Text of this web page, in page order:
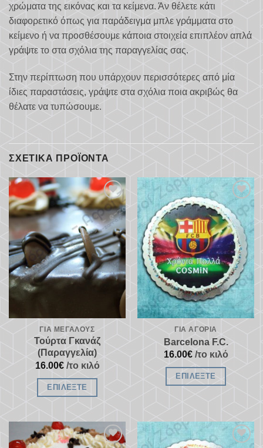
χρώματα της εικόνας και τα κείμενα. Άν θέλετε κάτι
διαφορετικό όπως για παράδειγμα μπλε γράμματα στο
κείμενο ή να προσθέσουμε κάποια στοιχεία επιπλέον απλά
γράψτε το στα σχόλια της παραγγελίας σας.
Στην περίπτωση που υπάρχουν περισσότερες από μία
ίδιες παραστάσεις, γράψτε στα σχόλια ποια ακριβώς θα
θέλατε να τυπώσουμε.
ΣΧΕΤΙΚΆ ΠΡΟΪΌΝΤΑ
Προσθήκη
στα
αγαπημένα
ΓΙΑ ΜΕΓΆΛΟΥΣ
Τούρτα Γκανάζ
(Παραγγελία)
16.00€/το κιλό
ΕΠΙΛΈΞΤΕ
Προσθήκη
στα
αγαπημένα
ΓΙΑ ΑΓΌΡΙΑ
Barcelona F.C.
16.00€/το κιλό
ΕΠΙΛΈΞΤΕ